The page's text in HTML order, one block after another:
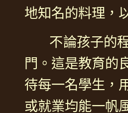
地知名的料理，
不論孩子的程
門。這是教育的
待每一名學生，
或就業均能一帆